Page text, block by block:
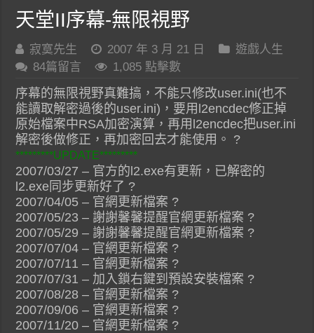
天堂II序幕-無限視野
寂寞先生 2007 年 3 月 21 日
遊戲人生
84篇留言
1,085 點擊數
序幕的無限視野真難搞，不能只修改user.ini(也不
能讀取解密過後的user.ini)，要用l2encdec修正掉
原始檔案中RSA加密演算，再用l2encdec把user.ini
解密後做修正，再加密回去才能使用。 ?
*********UPDATE*********
2007/03/27 – 官方的l2.exe有更新，已解密的
l2.exe同步更新好了 ?
2007/04/05 – 官網更新檔案 ?
2007/05/23 – 謝謝馨馨提醒官網更新檔案 ?
2007/05/29 – 謝謝馨馨提醒官網更新檔案 ?
2007/07/04 – 官網更新檔案 ?
2007/07/11 – 官網更新檔案 ?
2007/07/31 – 加入鎖右鍵到預設安裝檔案 ?
2007/08/28 – 官網更新檔案 ?
2007/09/06 – 官網更新檔案 ?
2007/11/20 – 官網更新檔案 ?